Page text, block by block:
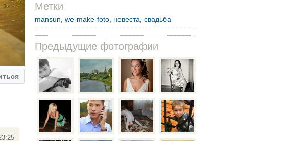
Метки
mansun, we-make-foto, невеста, свадьба
Предыдущие фотографии